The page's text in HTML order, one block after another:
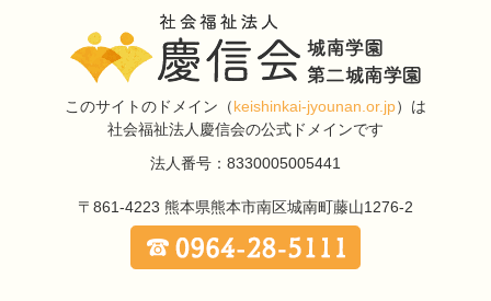
このサイトのドメイン （keishinkai-jyounan.or.jp）は
社会福祉法人慶信会の公式ドメインです
法人番号：8330005005441
〒861-4223 熊本県熊本市南区城南町藤山1276-2